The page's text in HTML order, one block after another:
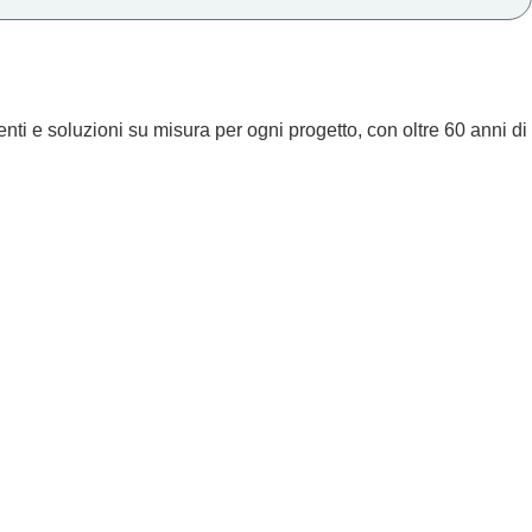
e soluzioni su misura per ogni progetto, con oltre 60 anni di